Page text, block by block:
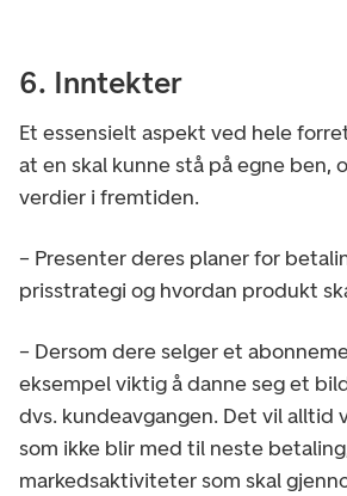
6. Inntekter
Et essensielt aspekt ved hele
at en skal kunne stå på egne ben,
verdier i fremtiden.
– Presenter deres planer for
prisstrategi og hvordan produkt
– Dersom dere selger et
eksempel viktig å danne seg et
dvs. kundeavgangen. Det vil
som ikke blir med til neste
markedsaktiviteter som skal